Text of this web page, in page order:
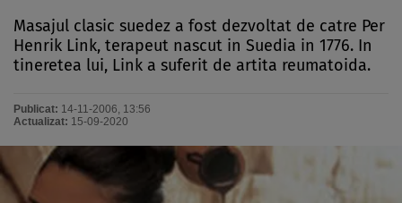
Masajul clasic suedez a fost dezvoltat de catre Per
Henrik Link, terapeut nascut in Suedia in 1776. In
tineretea lui, Link a suferit de artita reumatoida.
Publicat: 14-11-2006, 13:56
Actualizat: 15-09-2020